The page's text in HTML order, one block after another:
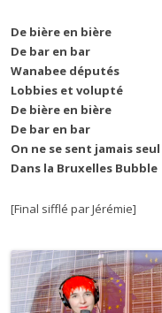
De bière en bière
De bar en bar
Wanabee députés
Lobbies et volupté
De bière en bière
De bar en bar
On ne se sent jamais seul
Dans la Bruxelles Bubble
[Final sifflé par Jérémie]